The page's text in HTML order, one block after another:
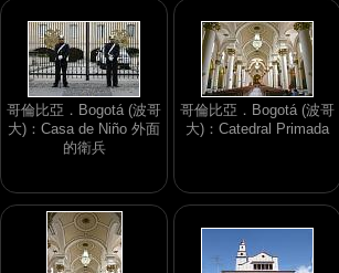
哥倫比亞．Bogotá (波哥
大)：Casa de Niño 外面
的衛兵
哥倫比亞．Bogotá (波哥
大)：Catedral Primada